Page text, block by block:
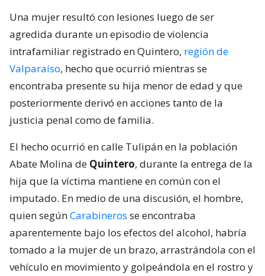
Una mujer resultó con lesiones luego de ser
agredida durante un episodio de violencia
intrafamiliar registrado en Quintero, región de
Valparaíso, hecho que ocurrió mientras se
encontraba presente su hija menor de edad y que
posteriormente derivó en acciones tanto de la
justicia penal como de familia.
El hecho ocurrió en calle Tulipán en la población
Abate Molina de Quintero, durante la entrega de la
hija que la víctima mantiene en común con el
imputado. En medio de una discusión, el hombre,
quien segúnCarabineros se encontraba
aparentemente bajo los efectos del alcohol, habría
tomado a la mujer de un brazo, arrastrándola con el
vehículo en movimiento y golpeándola en el rostro y